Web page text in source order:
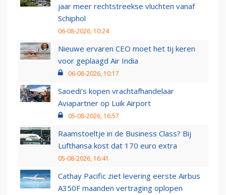
jaar meer rechtstreekse vluchten vanaf
Schiphol
06-08-2026, 10:24
Nieuwe ervaren CEO moet het tij keren
voor geplaagd Air India
06-08-2026, 10:17
Saoedi’s kopen vrachtafhandelaar
Aviapartner op Luik Airport
05-08-2026, 16:57
Raamstoeltje in de Business Class? Bij
Lufthansa kost dat 170 euro extra
05-08-2026, 16:41
Cathay Pacific ziet levering eerste Airbus
A350F maanden vertraging oplopen